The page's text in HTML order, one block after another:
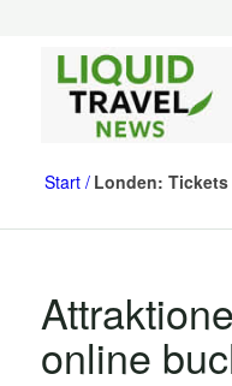
Start Londen:
online